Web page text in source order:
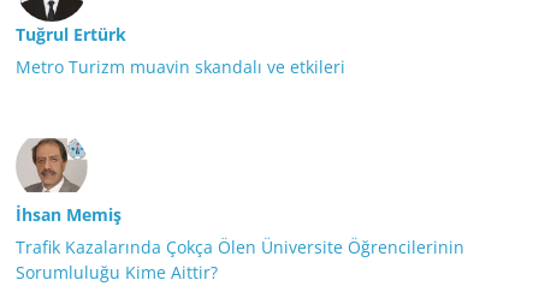
Tuğrul Ertürk
Metro Turizm muavin skandalı ve etkileri
İhsan Memiş
Trafik Kazalarında Çokça Ölen Üniversite Öğrencilerinin
Sorumluluğu Kime Aittir?